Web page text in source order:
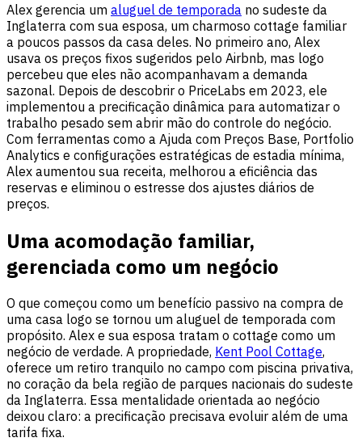
Alex gerencia um aluguel de temporada no sudeste da
Inglaterra com sua esposa, um charmoso cottage familiar
a poucos passos da casa deles. No primeiro ano, Alex
usava os preços fixos sugeridos pelo Airbnb, mas logo
percebeu que eles não acompanhavam a demanda
sazonal. Depois de descobrir o PriceLabs em 2023, ele
implementou a precificação dinâmica para automatizar o
trabalho pesado sem abrir mão do controle do negócio.
Com ferramentas como a Ajuda com Preços Base, Portfolio
Analytics e configurações estratégicas de estadia mínima,
Alex aumentou sua receita, melhorou a eficiência das
reservas e eliminou o estresse dos ajustes diários de
preços.
Uma acomodação familiar,
gerenciada como um negócio
O que começou como um benefício passivo na compra de
uma casa logo se tornou um aluguel de temporada com
propósito. Alex e sua esposa tratam o cottage como um
negócio de verdade. A propriedade, Kent Pool Cottage,
oferece um retiro tranquilo no campo com piscina privativa,
no coração da bela região de parques nacionais do sudeste
da Inglaterra. Essa mentalidade orientada ao negócio
deixou claro: a precificação precisava evoluir além de uma
tarifa fixa.